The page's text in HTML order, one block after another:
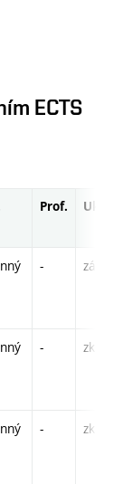
ECTS
Prof. Uk.
- zá,zk
- zk
- zk